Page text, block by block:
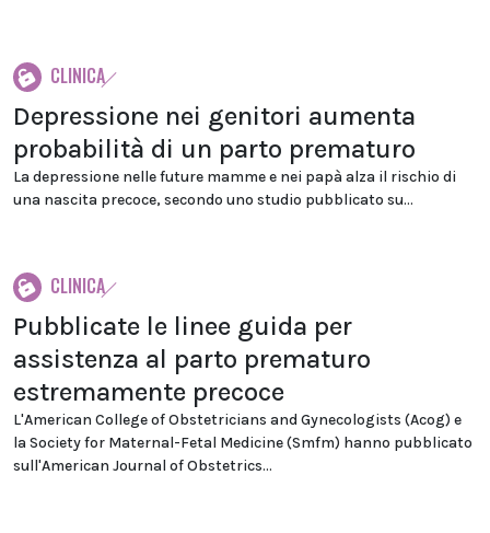
CLINICA
Depressione nei genitori aumenta
probabilità di un parto prematuro
La depressione nelle future mamme e nei papà alza il rischio di
una nascita precoce, secondo uno studio pubblicato su...
CLINICA
Pubblicate le linee guida per
assistenza al parto prematuro
estremamente precoce
L'American College of Obstetricians and Gynecologists (Acog) e
la Society for Maternal-Fetal Medicine (Smfm) hanno pubblicato
sull'American Journal of Obstetrics...